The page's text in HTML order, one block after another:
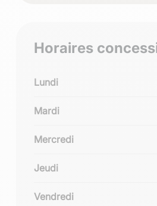
Horaires
Lundi
Mardi
Mercredi
Jeudi
Vendredi